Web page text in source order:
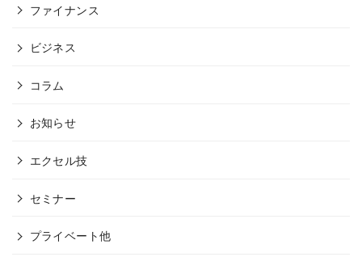
ファイナンス
ビジネス
コラム
お知らせ
エクセル技
セミナー
プライベート他